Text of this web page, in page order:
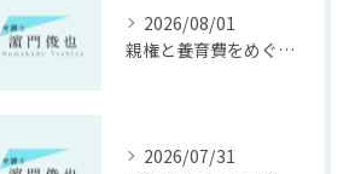
2026/08/01
親権と養育費をめぐる法律支援の重要性
2026/07/31